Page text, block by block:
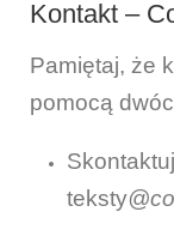
Kontakt –
Pamiętaj, że
pomocą
teksty